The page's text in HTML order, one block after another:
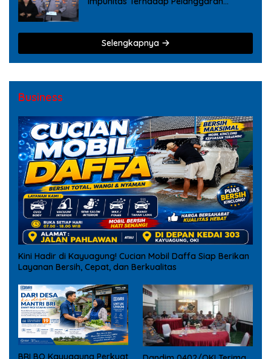
Selengkapnya
Business
Kini Hadir di Kayuagung! Cucian Mobil Daffa Siap Berikan
Layanan Bersih, Cepat, dan Berkualitas
BRI BO Kayuagung Perkuat